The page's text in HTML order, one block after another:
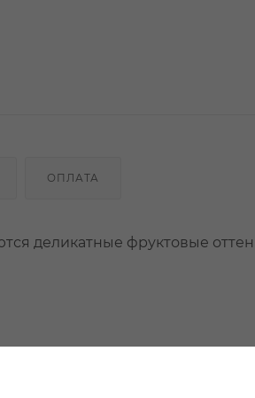
ОПЛАТА
деликатные фруктовые